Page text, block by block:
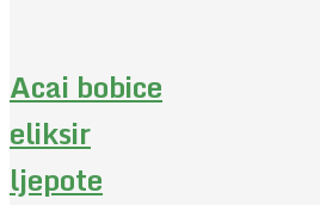
Acai bobice
eliksir
ljepote